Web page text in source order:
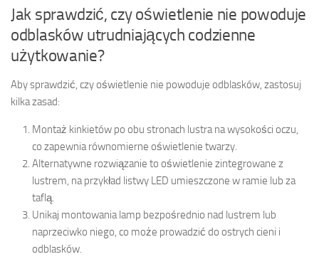
Jak sprawdzić, czy oświetlenie nie powoduje
odblasków utrudniających codzienne
użytkowanie?
Aby sprawdzić, czy oświetlenie nie powoduje odblasków, zastosuj
kilka zasad:
Montaż kinkietów po obu stronach lustra na wysokości oczu,
co zapewnia równomierne oświetlenie twarzy.
Alternatywne rozwiązanie to oświetlenie zintegrowane z
lustrem, na przykład listwy LED umieszczone w ramie lub za
taflą.
Unikaj montowania lamp bezpośrednio nad lustrem lub
naprzeciwko niego, co może prowadzić do ostrych cieni i
odblasków.